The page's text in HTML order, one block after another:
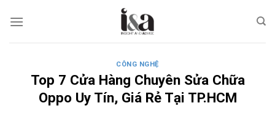
CÔNG NGHỆ
Top 7 Cửa Hàng Chuyên Sửa Chữa
Oppo Uy Tín, Giá Rẻ Tại TP.HCM